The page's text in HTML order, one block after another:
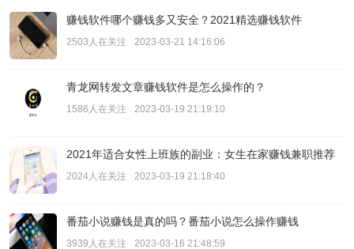
赚钱软件哪个赚钱多又安全？2021精选赚钱软件
2503人在关注 2023-03-21 14:16:06
青龙网转发文章赚钱软件是怎么操作的？
1586人在关注 2023-03-19 21:19:10
2021年适合女性上班族的副业：女生在家赚钱兼职推荐
2024人在关注 2023-03-19 21:18:40
番茄小说赚钱是真的吗？番茄小说怎么操作赚钱
3939人在关注 2023-03-16 21:48:59